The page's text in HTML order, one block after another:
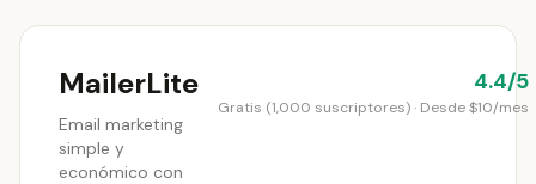
MailerLite
Email marketing
simple y
económico con
4.4/5
Gratis (1,000 suscriptores) · Desde $10/mes